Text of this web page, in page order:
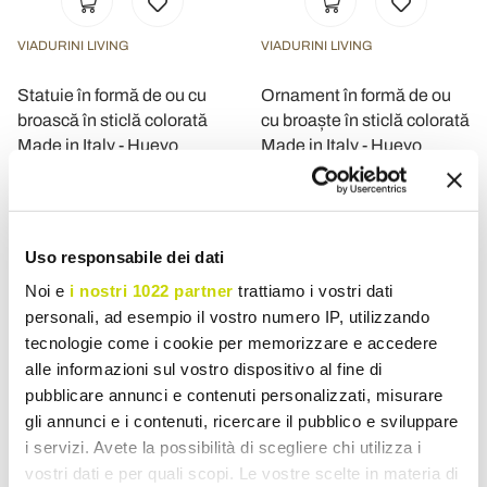
Uso responsabile dei dati
Noi e i nostri 1022 partner trattiamo i vostri dati
personali, ad esempio il vostro numero IP, utilizzando
tecnologie come i cookie per memorizzare e accedere
alle informazioni sul vostro dispositivo al fine di
pubblicare annunci e contenuti personalizzati, misurare
gli annunci e i contenuti, ricercare il pubblico e sviluppare
i servizi. Avete la possibilità di scegliere chi utilizza i
vostri dati e per quali scopi. Le vostre scelte in materia di
VIADURINI LIVING
Statuie în formă de ou cu
broască în sticlă colorată
Made in Italy - Huevo
VIADURINI LIVING
Ornament în formă de ou
cu broaște în sticlă colorată
Made in Italy - Huevo
Lei 13.643,54 Lei 17.054,45